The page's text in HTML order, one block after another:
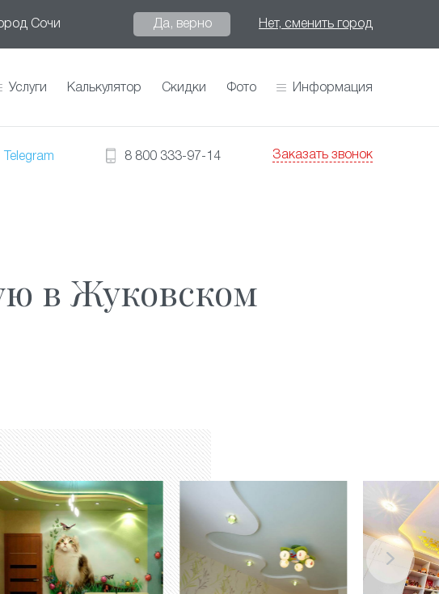
Сочи Да, верно Нет, сменить город
Услуги Калькулятор Скидки Фото Информация
Telegram 8 800 333-97-14 Заказать звонок
в Жуковском